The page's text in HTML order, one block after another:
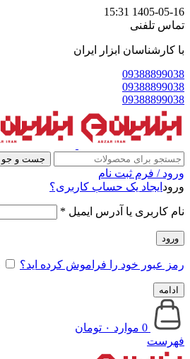
1405-05-16 15:31
تماس تلفنی
با کارشناسان ابزار ایران
09388899038
09388899038
09388899038
جست و جو
ورود / فرم ثبت نام
ورود ایجاد یک حساب کاربری؟
نام کاربری یا آدرس ایمیل *
ورود
رمز عبور خود را فراموش کرده اید؟
ادامه
0 موارد ۰ تومان
فهرست